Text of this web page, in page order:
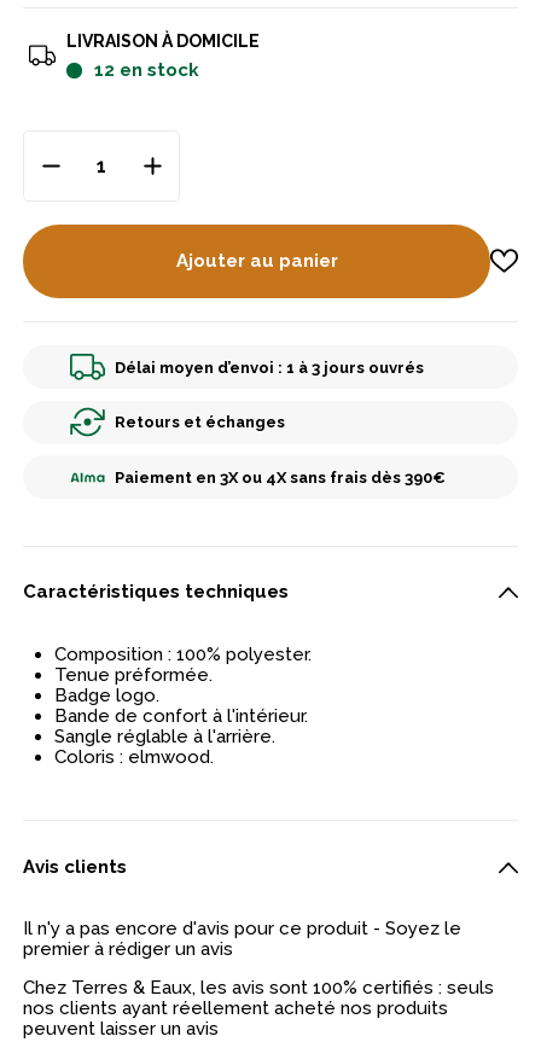
LIVRAISON À DOMICILE
12 en stock
Ajouter au panier
Délai moyen d’envoi : 1 à 3 jours ouvrés
Retours et échanges
Paiement en 3X ou 4X sans frais dès 390€
Caractéristiques techniques
Composition : 100% polyester.
Tenue préformée.
Badge logo.
Bande de confort à l'intérieur.
Sangle réglable à l'arrière.
Coloris : elmwood.
Avis clients
Il n'y a pas encore d'avis pour ce produit - Soyez le
premier à rédiger un avis
Chez Terres & Eaux, les avis sont 100% certifiés : seuls
nos clients ayant réellement acheté nos produits
peuvent laisser un avis